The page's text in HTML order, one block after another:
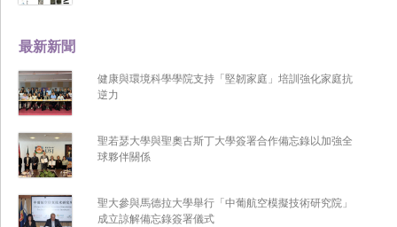
最新新聞
健康與環境科學學院支持「堅韌家庭」培訓強化家庭抗
逆力
聖若瑟大學與聖奧古斯丁大學簽署合作備忘錄以加強全
球夥伴關係
聖大參與馬德拉大學舉行「中葡航空模擬技術研究院」
成立諒解備忘錄簽署儀式